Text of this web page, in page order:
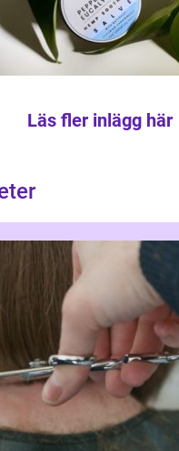
Läs fler inlägg här